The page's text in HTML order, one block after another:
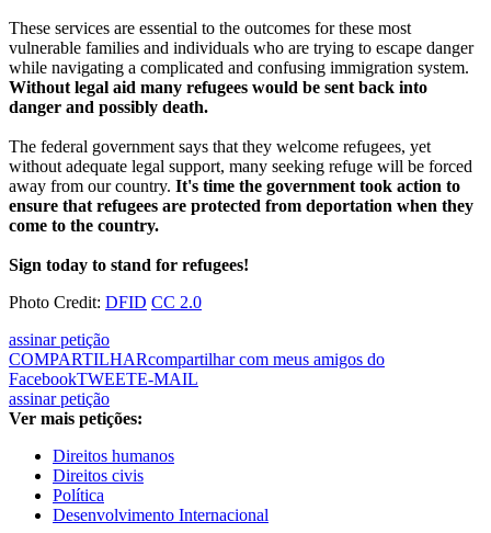
These services are essential to the outcomes for these most
vulnerable families and individuals who are trying to escape danger
while navigating a complicated and confusing immigration system.
Without legal aid many refugees would be sent back into
danger and possibly death.
The federal government says that they welcome refugees, yet
without adequate legal support, many seeking refuge will be forced
away from our country. It's time the government took action to
ensure that refugees are protected from deportation when they
come to the country.
Sign today to stand for refugees!
Photo Credit: DFID CC 2.0
assinar petição
COMPARTILHARcompartilhar com meus amigos do
FacebookTWEETE-MAIL
assinar petição
Ver mais petições:
Direitos humanos
Direitos civis
Política
Desenvolvimento Internacional